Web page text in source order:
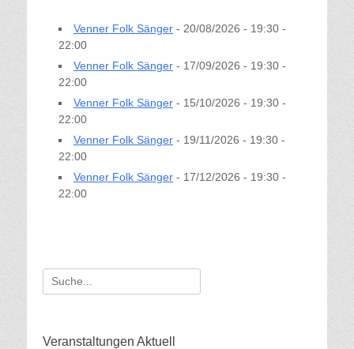
Venner Folk Sänger - 20/08/2026 - 19:30 -
22:00
Venner Folk Sänger - 17/09/2026 - 19:30 -
22:00
Venner Folk Sänger - 15/10/2026 - 19:30 -
22:00
Venner Folk Sänger - 19/11/2026 - 19:30 -
22:00
Venner Folk Sänger - 17/12/2026 - 19:30 -
22:00
Suche
für:
Veranstaltungen Aktuell